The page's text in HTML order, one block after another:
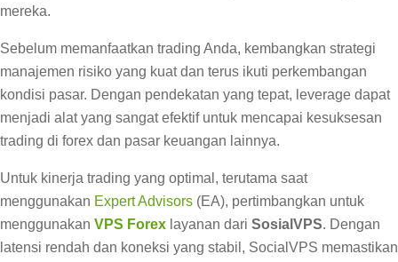
mereka.
Sebelum memanfaatkan trading Anda, kembangkan strategi
manajemen risiko yang kuat dan terus ikuti perkembangan
kondisi pasar. Dengan pendekatan yang tepat, leverage dapat
menjadi alat yang sangat efektif untuk mencapai kesuksesan
trading di forex dan pasar keuangan lainnya.
Untuk kinerja trading yang optimal, terutama saat
menggunakan Expert Advisors (EA), pertimbangkan untuk
menggunakan VPS Forex layanan dari SosialVPS. Dengan
latensi rendah dan koneksi yang stabil, SocialVPS memastikan